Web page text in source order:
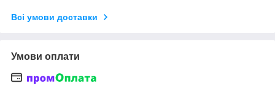
Всі умови доставки
Умови оплати